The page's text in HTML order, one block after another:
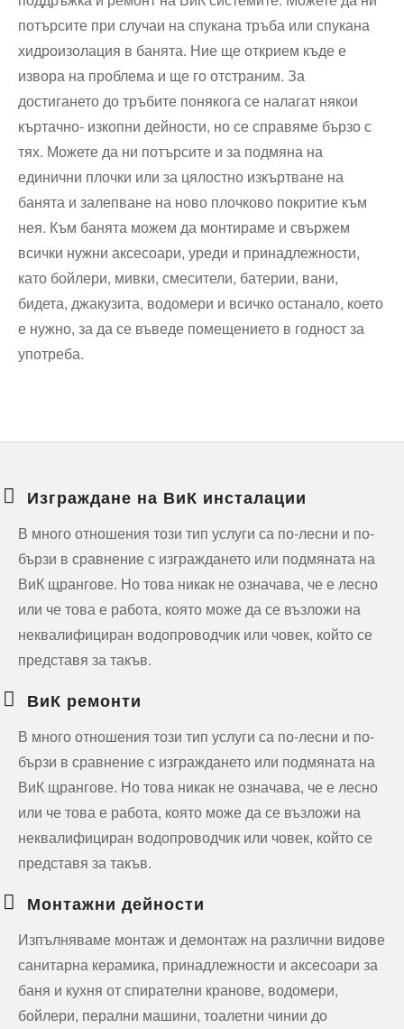
потърсите при случаи на спукана тръба или спукана
хидроизолация в банята. Ние ще открием къде е
извора на проблема и ще го отстраним. За
достигането до тръбите понякога се налагат някои
къртачно- изкопни дейности, но се справяме бързо с
тях. Можете да ни потърсите и за подмяна на
единични плочки или за цялостно изкъртване на
банята и залепване на ново плочково покритие към
нея. Към банята можем да монтираме и свържем
всички нужни аксесоари, уреди и принадлежности,
като бойлери, мивки, смесители, батерии, вани,
бидета, джакузита, водомери и всичко останало, което
е нужно, за да се въведе помещението в годност за
употреба.
Изграждане на ВиК инсталации
В много отношения този тип услуги са по-лесни и по-
бързи в сравнение с изграждането или подмяната на
ВиК щрангове. Но това никак не означава, че е лесно
или че това е работа, която може да се възложи на
неквалифициран водопроводчик или човек, който се
представя за такъв.
ВиК ремонти
В много отношения този тип услуги са по-лесни и по-
бързи в сравнение с изграждането или подмяната на
ВиК щрангове. Но това никак не означава, че е лесно
или че това е работа, която може да се възложи на
неквалифициран водопроводчик или човек, който се
представя за такъв.
Монтажни дейности
Изпълняваме монтаж и демонтаж на различни видове
санитарна керамика, принадлежности и аксесоари за
баня и кухня от спирателни кранове, водомери,
бойлери, перални машини, тоалетни чинии до